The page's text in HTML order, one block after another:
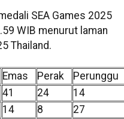
SEA Games 2025
WIB menurut laman
Thailand.
Emas Perak
Perunggu
41 24
14
14 8
27